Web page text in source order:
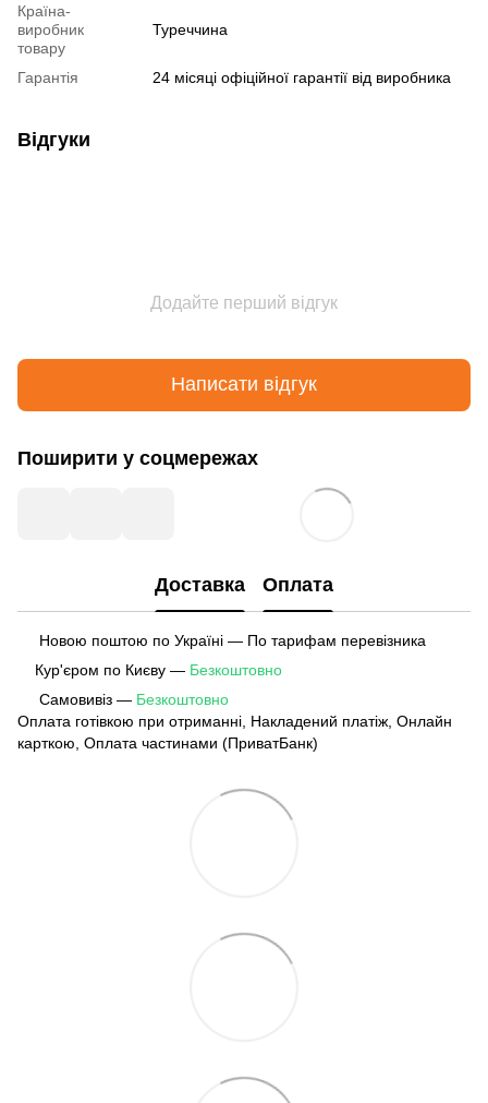
Країна-
виробник
товару
Туреччина
Гарантія 24 місяці офіційної гарантії від виробника
Відгуки
Додайте перший відгук
Написати відгук
Поширити у соцмережах
Доставка Оплата
Новою поштою по Україні — По тарифам перевізника
Кур'єром по Києву — Безкоштовно
Самовивіз — Безкоштовно
Оплата готівкою при отриманні, Накладений платіж, Онлайн
карткою, Оплата частинами (ПриватБанк)